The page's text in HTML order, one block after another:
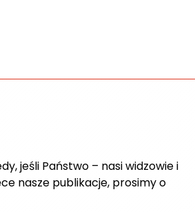
jeśli Państwo – nasi widzowie i
nasze publikacje, prosimy o